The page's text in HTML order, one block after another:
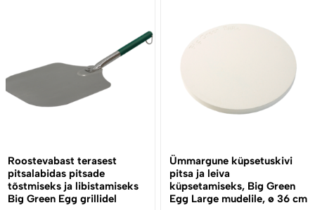
Roostevabast terasest
pitsalabidas pitsade
tõstmiseks ja libistamiseks
Big Green Egg grillidel
Ümmargune küpsetuskivi
pitsa ja leiva
küpsetamiseks, Big Green
Egg Large mudelile, ø 36 cm